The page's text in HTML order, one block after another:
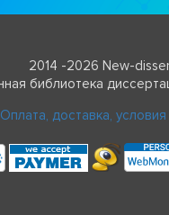
2014 -2026 New-
библиотека
Оплата, доставка,